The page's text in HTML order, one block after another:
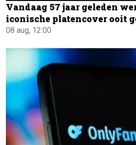
Vandaag 57 jaar geleden
iconische platencover ooit
08 aug, 12:00